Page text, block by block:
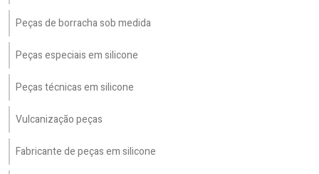
Peças de borracha sob medida
Peças especiais em silicone
Peças técnicas em silicone
Vulcanização peças
Fabricante de peças em silicone